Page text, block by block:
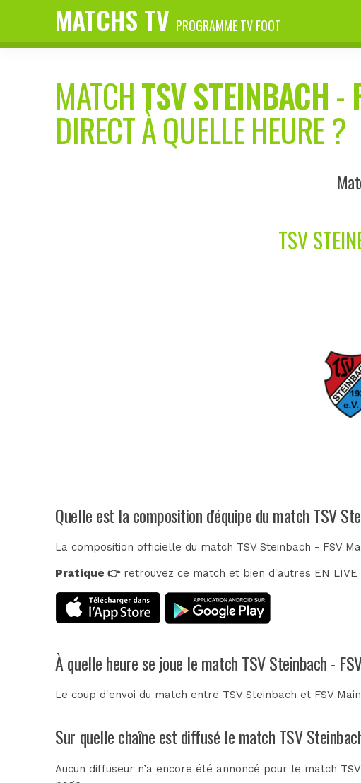
MATCHS TV PROGRAMME TV FOOT
MATCHTSV STEINBACH-
DIRECT À QUELLE HEURE ?
TSV
Quelle est la composition d'équipe du match TSV
La composition officielle du match TSV Steinbach - FSV
Pratique 👉retrouvez ce match et bien d'autres EN
À quelle heure se joue le match TSV Steinbach -
Le coup d'envoi du match entre TSV Steinbach et FSV
Sur quelle chaîne est diffusé le match TSV
Aucun diffuseur n’a encore été annoncé pour le match